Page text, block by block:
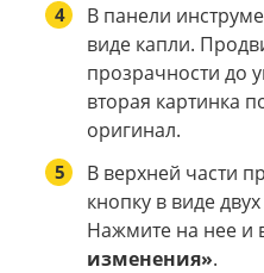
4
В панели
виде капли.
прозрачности до
вторая картинка
оригинал.
5
В верхней части
кнопку в виде
Нажмите на нее и
изменения».